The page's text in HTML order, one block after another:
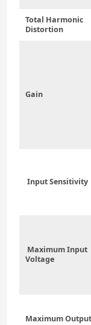
Total Harmonic
Distortion
Gain
Input Sensitivity
Maximum Input
Voltage
Maximum